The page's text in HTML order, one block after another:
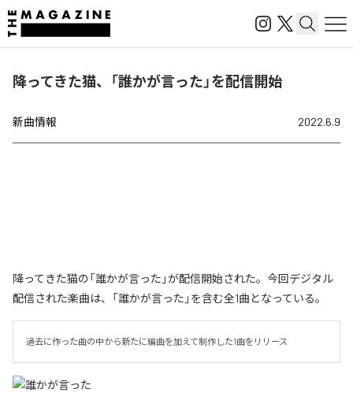
降ってきた猫、「誰かが言った」を配信開始
新曲情報 2022.6.9
降ってきた猫の「誰かが言った」が配信開始された。今回デジタル
配信された楽曲は、「誰かが言った」を含む全1曲となっている。
過去に作った曲の中から新たに編曲を加えて制作した1曲をリリース